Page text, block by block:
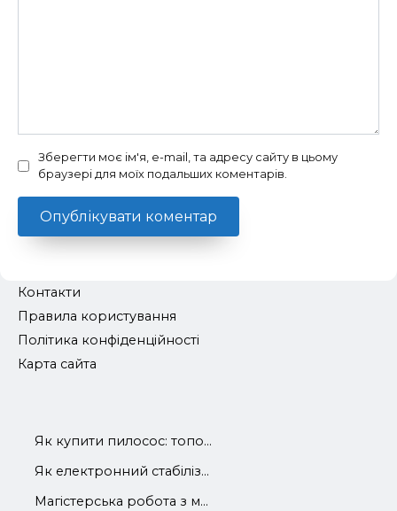
Зберегти моє ім'я, e-mail, та адресу сайту в цьому
браузері для моїх подальших коментарів.
Контакти
Правила користування
Політика конфіденційності
Карта сайта
Як купити пилосос: топо...
Як електронний стабіліз...
Магістерська робота з м...